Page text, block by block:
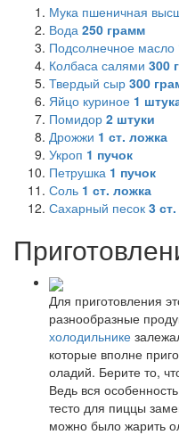
Мука пшеничная
Вода 250 грамм
Подсолнечное масло
Колбаса салями 300
Твердый сыр 300
Яйцо куриное 1
Помидор 2 штуки
Дрожжи 1 ст. ложка
Укроп 1 пучок
Петрушка 1 пучок
Соль 1 ст. ложка
Сахарный песок 3
Для приготовления
разнообразные
холодильнике
которые вполне
оладий. Берите то,
Ведь вся
тесто для пиццы
можно было жарить